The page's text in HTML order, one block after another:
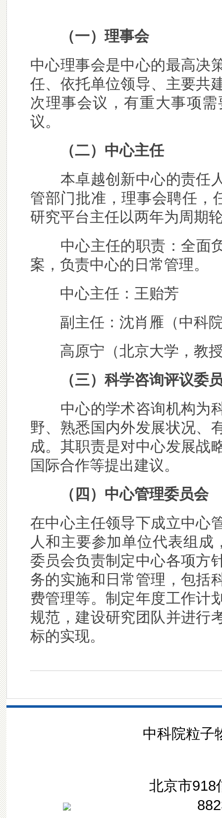
（一）理事会
中心理事会是中心的最高决
任、依托单位领导、主要共
次理事会议，有重大事项
议。
（二）中心主任
本卓越创新中心的责任
管部门批准，理事会聘任，
研究平台主任以两年为周期
中心主任的职责： 全面
案，负责中心的日常管理。
中心主任：王贻芳
副主任：沈肖雁（中科
高原宁（北京大学，教
（三）科学咨询评议委
中心的学术咨询机构为
野、熟悉国内外发展状况、
成。其职责是对中心发展战
国际合作等提出建议。
（四）中心管理委员会
在中心主任领导下成立中心
人和主要参加单位代表组成
委员会负责制定中心各项方
务的实施和日常管理，包括
费管理等。制定年度工作计
规范，建设研究团队并进行
标的实现。
中科院粒子
北京市918